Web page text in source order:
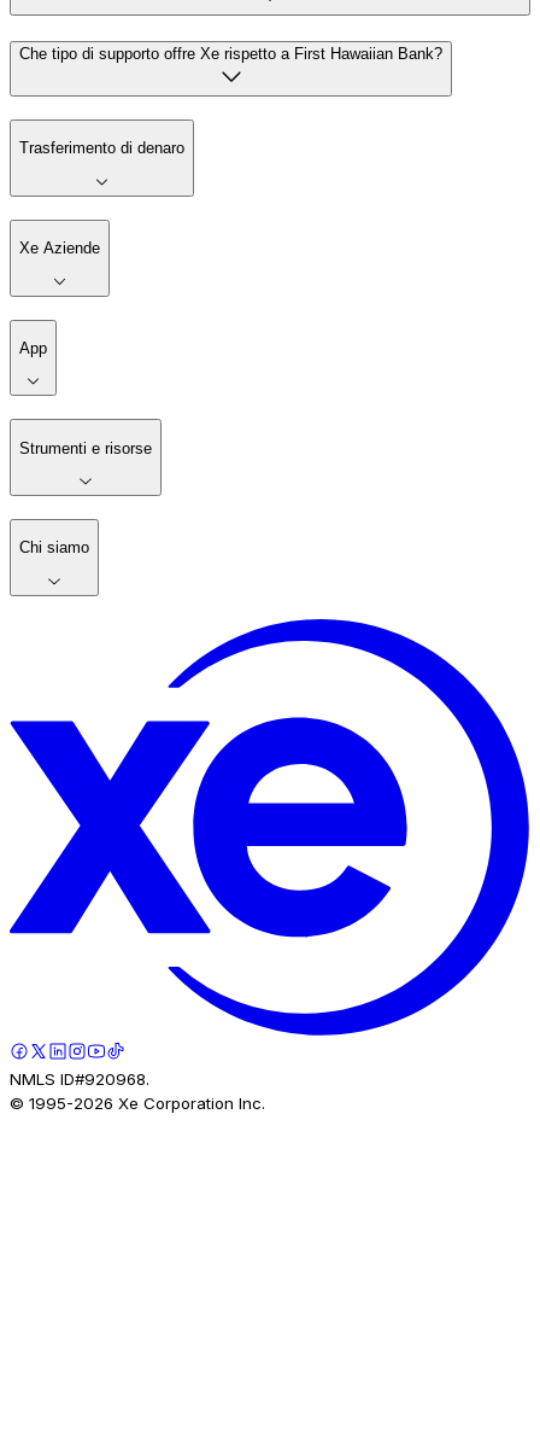
Che tipo di supporto offre Xe rispetto a First Hawaiian Bank?
Trasferimento di denaro
Xe Aziende
App
Strumenti e risorse
Chi siamo
NMLS ID#920968.
© 1995-2026 Xe Corporation Inc.